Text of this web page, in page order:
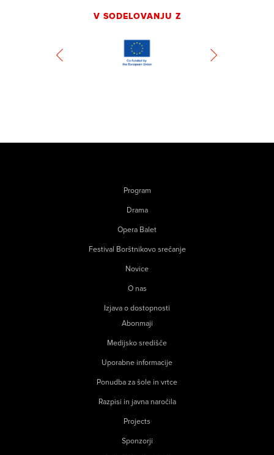
V SODELOVANJU Z
Program
Drama
Opera Balet
Festival Borštnikovo srečanje
Novice
O nas
Izjava o dostopnosti
Abonmaji
Medijsko središče
Uporabne informacije
Ponudba za šole in vrtce
Razpisi in javna naročila
Projects
Sponzorji